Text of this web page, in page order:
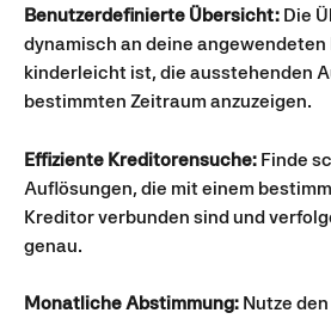
Benutzerdefinierte Übersicht: Die
dynamisch an deine angewendeten
kinderleicht ist, die ausstehenden
bestimmten Zeitraum anzuzeigen.
Effiziente Kreditorensuche: Finde
Auflösungen, die mit einem
Kreditor verbunden sind und
genau.
Monatliche Abstimmung: Nutze